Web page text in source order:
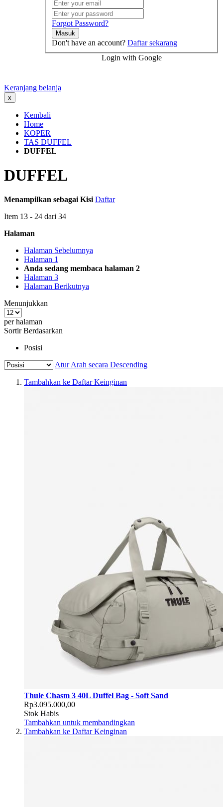
Forgot Password?
Masuk
Don't have an account? Daftar sekarang
Login with Google
Keranjang belanja
x
Kembali
Home
KOPER
TAS DUFFEL
DUFFEL
DUFFEL
Menampilkan sebagai Kisi Daftar
Item 13 - 24 dari 34
Halaman
Halaman Sebelumnya
Halaman 1
Anda sedang membaca halaman 2
Halaman 3
Halaman Berikutnya
Menunjukkan
per halaman
Sortir Berdasarkan
Posisi
Atur Arah secara Descending
Tambahkan ke Daftar Keinginan
Thule Chasm 3 40L Duffel Bag - Soft Sand
Rp3.095.000,00
Stok Habis
Tambahkan untuk membandingkan
Tambahkan ke Daftar Keinginan